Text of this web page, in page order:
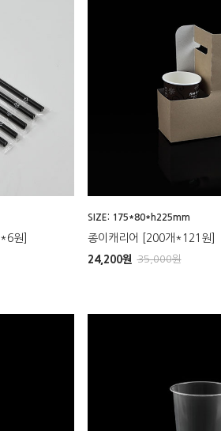
원]
SIZE: 175*80*h225mm
종이캐리어 [200개*121원]
24,200원 35,000원